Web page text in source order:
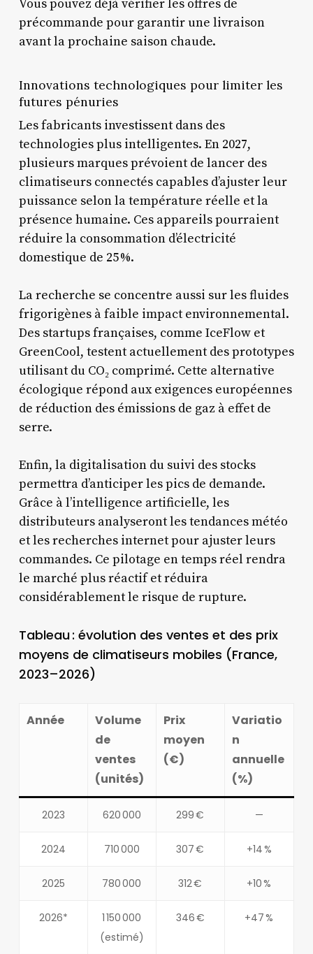
Vous pouvez déjà vérifier les offres de
précommande pour garantir une livraison
avant la prochaine saison chaude.
Innovations technologiques pour limiter les
futures pénuries
Les fabricants investissent dans des
technologies plus intelligentes. En 2027,
plusieurs marques prévoient de lancer des
climatiseurs connectés capables d’ajuster leur
puissance selon la température réelle et la
présence humaine. Ces appareils pourraient
réduire la consommation d’électricité
domestique de 25 %.
La recherche se concentre aussi sur les fluides
frigorigènes à faible impact environnemental.
Des startups françaises, comme IceFlow et
GreenCool, testent actuellement des prototypes
utilisant du CO₂ comprimé. Cette alternative
écologique répond aux exigences européennes
de réduction des émissions de gaz à effet de
serre.
Enfin, la digitalisation du suivi des stocks
permettra d’anticiper les pics de demande.
Grâce à l’intelligence artificielle, les
distributeurs analyseront les tendances météo
et les recherches internet pour ajuster leurs
commandes. Ce pilotage en temps réel rendra
le marché plus réactif et réduira
considérablement le risque de rupture.
Tableau : évolution des ventes et des prix
moyens de climatiseurs mobiles (France,
2023–2026)
Année
Volume
de
ventes
(unités)
Prix
moyen
(€)
Variatio
n
annuelle
(%)
2023 620 000 299 € —
2024 710 000 307 € +14 %
2025 780 000 312 € +10 %
2026*
1 150 000
(estimé)
346 € +47 %